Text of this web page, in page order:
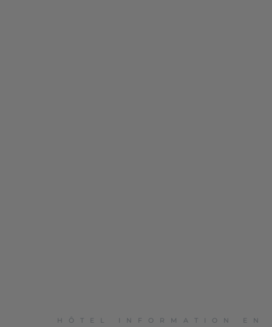
HÔTEL INFORMATION EN